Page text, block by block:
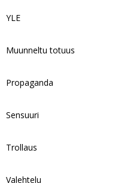
YLE
Muunneltu totuus
Propaganda
Sensuuri
Trollaus
Valehtelu